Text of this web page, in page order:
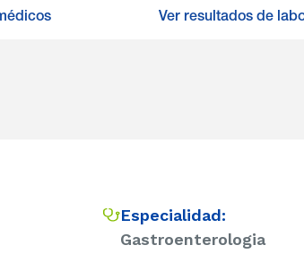
Ver resultados de
Especialidad:
Gastroenterologia